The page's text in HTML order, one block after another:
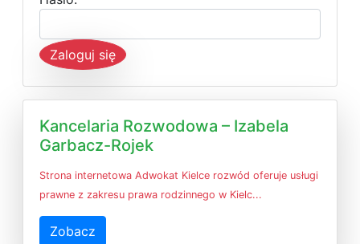
Zaloguj się
Kancelaria Rozwodowa – Izabela
Garbacz-Rojek
Strona internetowa Adwokat Kielce rozwód oferuje usługi
prawne z zakresu prawa rodzinnego w Kielc...
Zobacz